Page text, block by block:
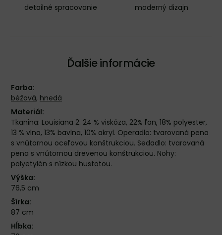
detailné spracovanie moderný dizajn
Ďalšie informácie
Farba:
béžová, hnedá
Materiál:
Tkanina: Louisiana 2. 24 % viskóza, 22% ľan, 18% polyester,
13 % vlna, 13% bavlna, 10% akryl. Operadlo: tvarovaná pena
s vnútornou oceľovou konštrukciou. Sedadlo: tvarovaná
pena s vnútornou drevenou konštrukciou. Nohy:
polyetylén s nízkou hustotou.
Výška:
76,5 cm
Šírka:
87 cm
Hĺbka: